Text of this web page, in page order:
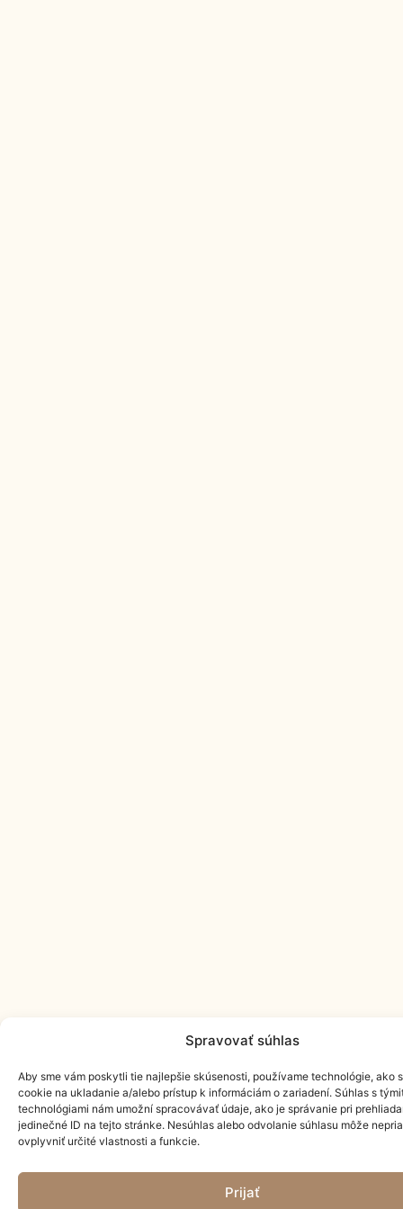
Spravovať súhlas
Aby sme vám poskytli tie najlepšie skúsenosti, používame technológie, ako
cookie na ukladanie a/alebo prístup k informáciám o zariadení. Súhlas s
technológiami nám umožní spracovávať údaje, ako je správanie pri
jedinečné ID na tejto stránke. Nesúhlas alebo odvolanie súhlasu môže
ovplyvniť určité vlastnosti a funkcie.
Prijať